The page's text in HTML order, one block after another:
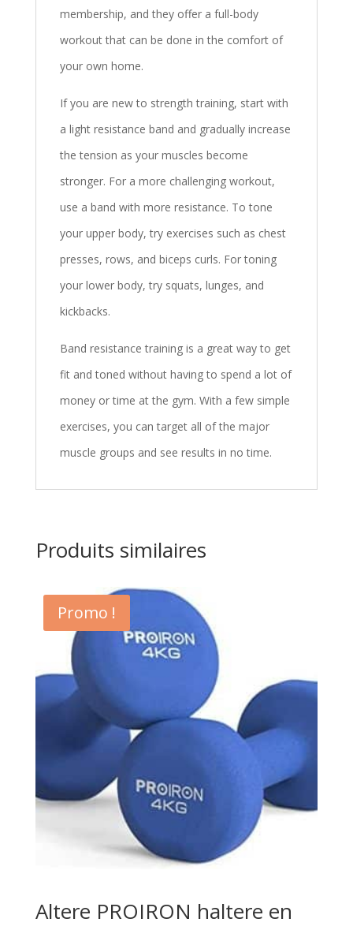
membership, and they offer a full-body
workout that can be done in the comfort of
your own home.
If you are new to strength training, start with
a light resistance band and gradually increase
the tension as your muscles become
stronger. For a more challenging workout,
use a band with more resistance. To tone
your upper body, try exercises such as chest
presses, rows, and biceps curls. For toning
your lower body, try squats, lunges, and
kickbacks.
Band resistance training is a great way to get
fit and toned without having to spend a lot of
money or time at the gym. With a few simple
exercises, you can target all of the major
muscle groups and see results in no time.
Produits similaires
Promo !
Altere PROIRON haltere en